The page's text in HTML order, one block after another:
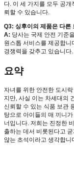
다. 이 세 가지를 모두 공
뢰할 수 있습니다.
Q3: 싱후이의 제품은 다른
A: 당사는 국제 안전 기준
원스톱 서비스를 제공합
경쟁력을 갖추고 있습니다.
요약
자녀를 위한 안전한 도시
지만, 사실 이는 차세대의
신뢰할 수 있는 식품 보관
탕으로 아이들의 매 끼니
너입니다. 저희는 진정한
출하는 데서 비롯된다고
않는 초석이라고 생각합니